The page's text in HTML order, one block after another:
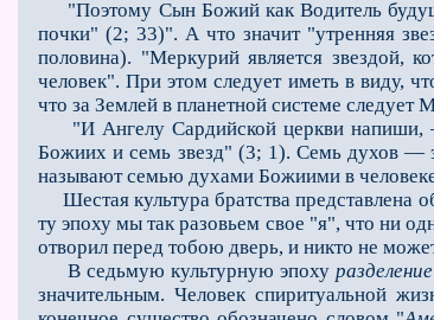
"Поэтому Сын Божий как Водитель
почки" (2; 33)". А что значит "утренняя
половина). "Меркурий является звездой,
человек". При этом следует иметь в виду,
что за Землей в планетной системе следует
"И Ангелу Сардийской церкви напиши,
Божиих и семь звезд" (3; 1). Семь духов —
называют семью духами Божиими в
Шестая культура братства представлена
ту эпоху мы так разовьем свое "я", что ни
отворил перед тобою дверь, и никто не
В седьмую культурную эпоху
значительным. Человек спиритуальной